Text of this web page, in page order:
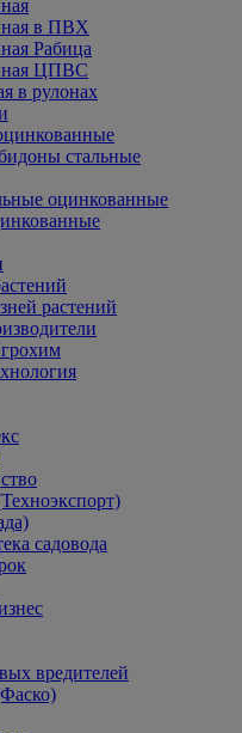
в ПВХ
Рабица
ЦПВС
в рулонах
стальные
оцинкованные
растений
садовода
вредителей